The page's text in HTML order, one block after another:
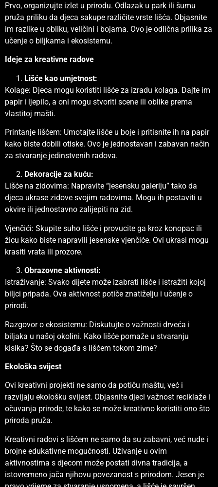
Prvo, organizujte izlet u prirodu. Odlazak u park ili šumu
pruža priliku da djeca sakupe različite vrste lišća. Objasnite
im razlike u obliku, veličini i bojama. Ovo je odlična prilika za
učenje o biljkama i ekosistemu.
Ideje za kreativne radove
Lišće kao umjetnost:
Kolage: Djeca mogu koristiti lišće za izradu kolaga. Dajte im
papir i ljepilo, a oni mogu stvoriti scene ili oblike prema
vlastitoj mašti.
Printanje lišćem: Umotajte lišće u boje i pritisnite ih na papir
kako biste dobili otiske. Ovo je jednostavan i zabavan način
za stvaranje jedinstvenih radova.
Dekoracije za kuću:
Lišće na zidovima: Napravite “jesensku galeriju” tako da
djeca ukrase zidove svojim radovima. Mogu ih postaviti u
okvire ili jednostavno zalijepiti na zid.
Vjenčići: Skupite suho lišće i provucite ga kroz konopac ili
žicu kako biste napravili jesenske vjenčiće. Ovi ukrasi mogu
krasiti vrata ili prozore.
Obrazovne aktivnosti:
Istraživanje: Svako dijete može izabrati lišće i istražiti kojoj
biljci pripada. Ova aktivnost potiče znatiželju i učenje o
prirodi.
Razgovor o ekosistemu: Diskutujte o važnosti drveća i
biljaka u našoj okolini. Kako lišće pomaže u stvaranju
kisika? Što se događa s lišćem tokom zime?
Ekološka svijest
Ovi kreativni projekti ne samo da potiču maštu, već i
razvijaju ekološku svijest. Objasnite djeci važnost reciklaže i
očuvanja prirode, te kako se može kreativno koristiti ono što
priroda pruža.
Kreativni radovi s lišćem ne samo da su zabavni, već nude i
brojne edukativne mogućnosti. Uživanje u ovim
aktivnostima s djecom može postati divna tradicija, a
istovremeno jača njihovu povezanost s prirodom. Jesen je